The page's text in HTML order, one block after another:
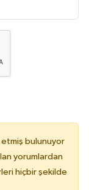
etmiş bulunuyor
yorumlardan
hiçbir şekilde